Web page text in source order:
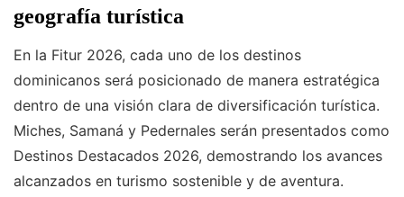
geografía turística
En la Fitur 2026, cada uno de los destinos
dominicanos será posicionado de manera estratégica
dentro de una visión clara de diversificación turística.
Miches, Samaná y Pedernales serán presentados como
Destinos Destacados 2026, demostrando los avances
alcanzados en turismo sostenible y de aventura.